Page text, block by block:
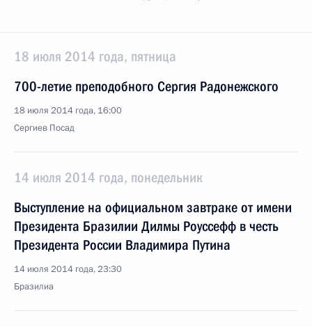
18 июля 2014 года, пятница
700-летие преподобного Сергия Радонежского
18 июля 2014 года, 16:00
Сергиев Посад
14 июля 2014 года, понедельник
Выступление на официальном завтраке от имени
Президента Бразилии Дилмы Роуссефф в честь
Президента России Владимира Путина
14 июля 2014 года, 23:30
Бразилиа